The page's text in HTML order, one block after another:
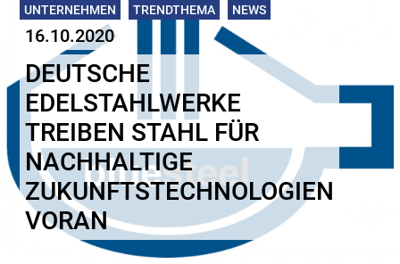
UNTERNEHMEN TRENDTHEMA NEWS
16.10.2020
DEUTSCHE
EDELSTAHLWERKE
TREIBEN STAHL FÜR
NACHHALTIGE
ZUKUNFTSTECHNOLOGIEN
VORAN